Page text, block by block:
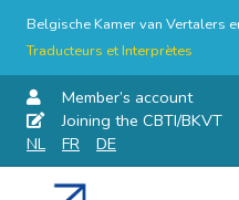
Belgische Kamer van Vertalers
Traducteurs et Interprètes
Member’s account
Joining the CBTI/BKVT
NL
FR DE